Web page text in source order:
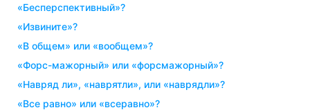
«бесперспективный»?
«извините»?
«в общем» или «вообщем»?
«форс-мажорный» или «форсмажорный»?
«навряд ли», «наврятли», или «наврядли»?
«все равно» или «всеравно»?